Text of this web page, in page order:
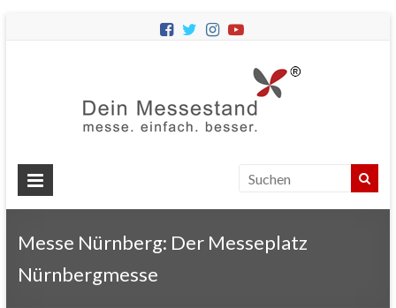
Messestände
für
Messe Nürnberg: Der Messeplatz
Nürnbergmesse